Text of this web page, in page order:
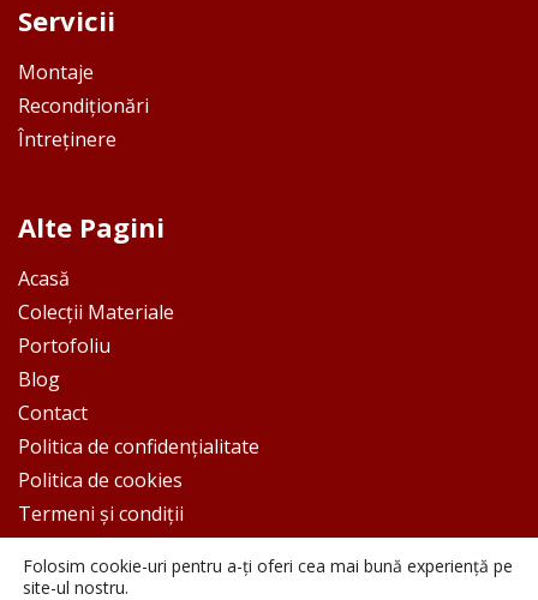
Servicii
Montaje
Recondiționări
Întreținere
Alte Pagini
Acasă
Colecții Materiale
Portofoliu
Blog
Contact
Politica de confidențialitate
Politica de cookies
Termeni și condiții
Folosim cookie-uri pentru a-ți oferi cea mai bună experiență pe
site-ul nostru.